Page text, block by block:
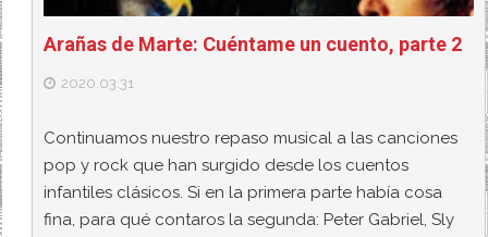
Arañas de Marte: Cuéntame un cuento, parte 2
2020.03.31
Continuamos nuestro repaso musical a las canciones
pop y rock que han surgido desde los cuentos
infantiles clásicos. Si en la primera parte había cosa
fina, para qué contaros la segunda: Peter Gabriel, Sly